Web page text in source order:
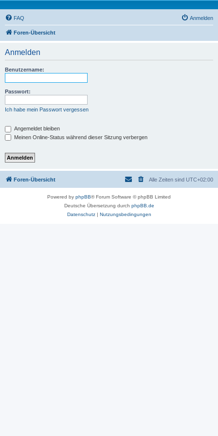
FAQ Anmelden
Foren-Übersicht
Anmelden
Benutzername:
Passwort:
Ich habe mein Passwort vergessen
Angemeldet bleiben
Meinen Online-Status während dieser Sitzung verbergen
Foren-Übersicht Alle Zeiten sind UTC+02:00
Powered by phpBB® Forum Software © phpBB Limited
Deutsche Übersetzung durch phpBB.de
Datenschutz| Nutzungsbedingungen